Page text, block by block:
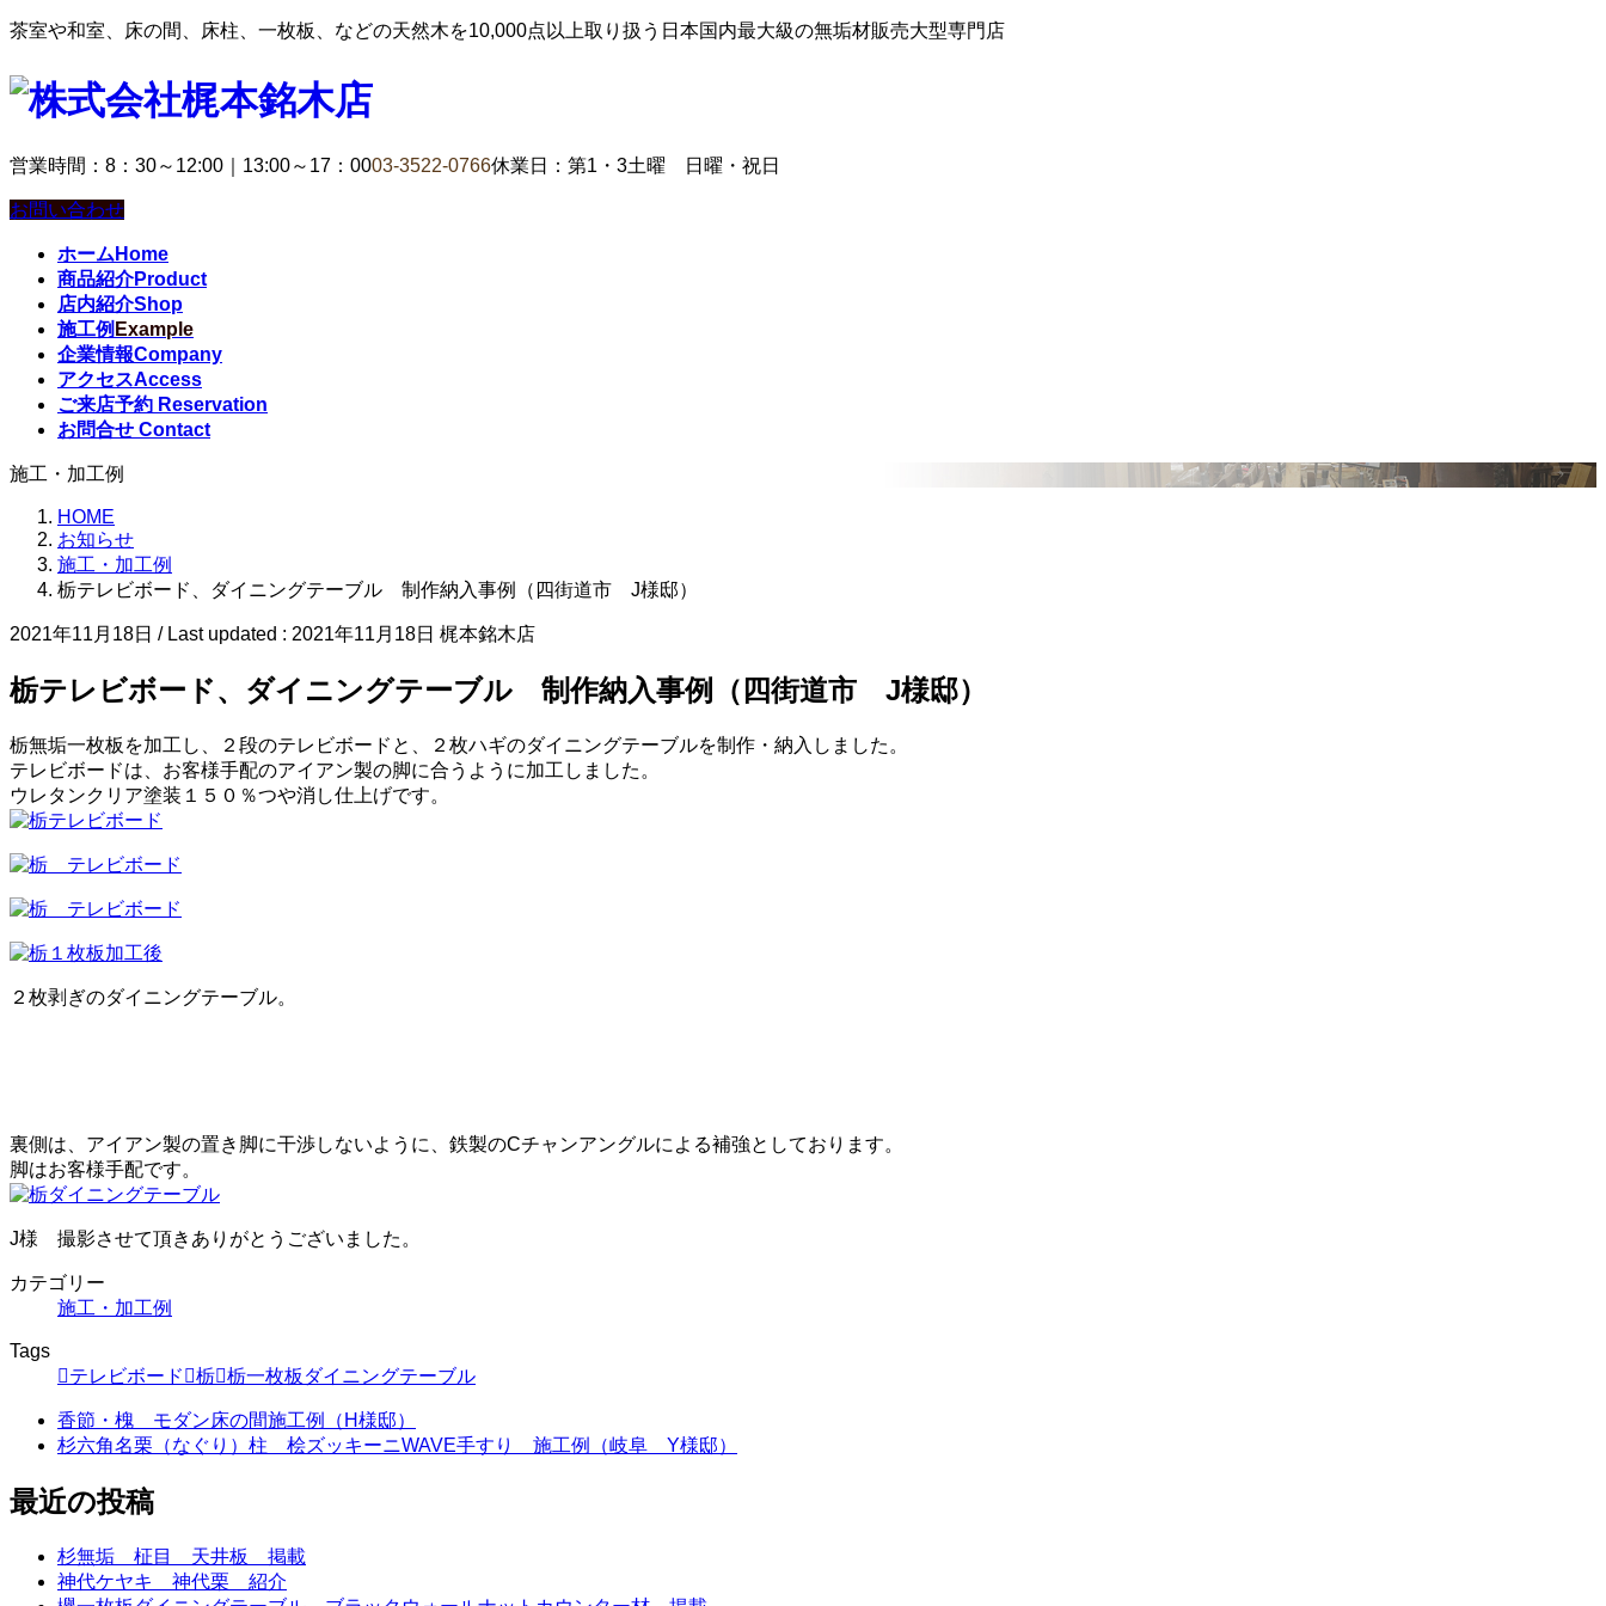
茶室や和室、床の間、床柱、一枚板、などの天然木を10,000点以上取り扱う日本国内最大級の無垢材販売大型専門店
営業時間：8：30～12:00｜13:00～17：0003-3522-0766休業日：第1・3土曜 日曜・祝日
お問い合わせ
ホーム Home
商品紹介Product
店内紹介Shop
施工例 Example
企業情報Company
アクセスAccess
ご来店予約 Reservation
お問合せ Contact
施工・加工例
HOME
お知らせ
施工・加工例
栃テレビボード、ダイニングテーブル 制作納入事例（四街道市 J様邸）
2021年11月18日 / Last updated : 2021年11月18日 梶本銘木店
栃テレビボード、ダイニングテーブル 制作納入事例（四街道市 J様邸）
栃無垢一枚板を加工し、２段のテレビボードと、２枚ハギのダイニングテーブルを制作・納入しました。
テレビボードは、お客様手配のアイアン製の脚に合うように加工しました。
ウレタンクリア塗装１５０％つや消し仕上げです。
２枚剥ぎのダイニングテーブル。
裏側は、アイアン製の置き脚に干渉しないように、鉄製のCチャンアングルによる補強としております。
脚はお客様手配です。
J様 撮影させて頂きありがとうございました。
カテゴリー
施工・加工例
Tags
テレビボード
栃 栃一枚板ダイニングテーブル
香節・槐 モダン床の間施工例（H様邸）
杉六角名栗（なぐり）柱 桧ズッキーニWAVE手すり 施工例（岐阜 Y様邸）
最近の投稿
杉無垢 柾目 天井板 掲載
神代ケヤキ 神代栗 紹介